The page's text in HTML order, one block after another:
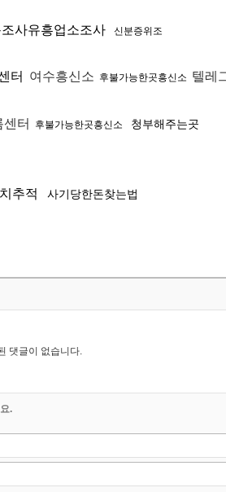
사유흥업소조사 신분증위조
터 여수흥신소 후불가능한곳흥신소 텔레
센터 후불가능한곳흥신소 청부해주는곳
추적 사기당한돈찾는법
댓글이 없습니다.
.